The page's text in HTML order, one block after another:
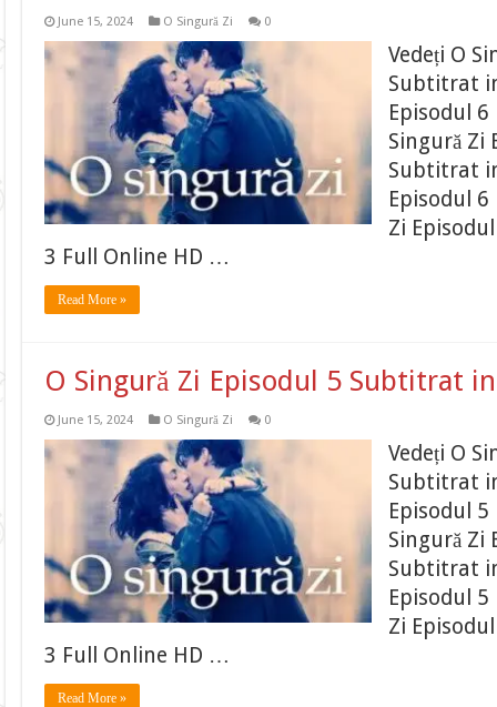
June 15, 2024 O Singură Zi 0
Vedeți O
Subtitrat
Episodul 6
Singură Zi
Subtitrat
Episodul 6
Zi
3 Full Online HD …
Read More »
O Singură Zi Episodul 5 Subtitrat
June 15, 2024 O Singură Zi 0
Vedeți O
Subtitrat
Episodul 5
Singură Zi
Subtitrat
Episodul 5
Zi
3 Full Online HD …
Read More »